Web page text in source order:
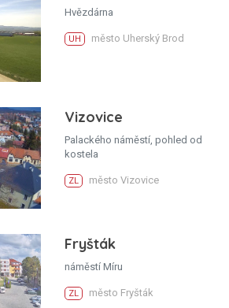
Hvězdárna
UH město Uherský Brod
Vizovice
Palackého náměstí, pohled od
kostela
ZL město Vizovice
Fryšták
náměstí Míru
ZL město Fryšták